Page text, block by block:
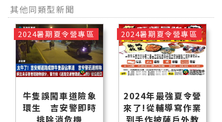
其他同類型新聞
牛隻誤闖車道險象
環生 吉安警即時
排除消危機
2024暑期夏令營專區
2024年最強夏令營
來了!從輔導寫作業
到手作披薩戶外教
2024暑期夏令營專區